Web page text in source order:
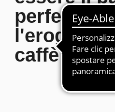
perfetto
caffè